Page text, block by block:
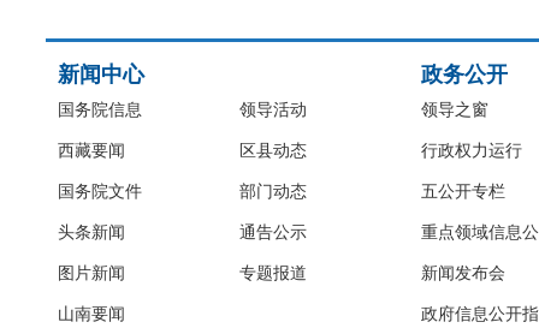
新闻中心
国务院信息
西藏要闻
国务院文件
头条新闻
图片新闻
山南要闻
领导活动
区县动态
部门动态
通告公示
专题报道
政务公开
领导之窗
行政权力运行
五公开专栏
重点领域信息
新闻发布会
政府信息公开